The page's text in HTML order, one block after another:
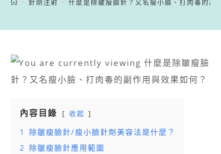
> 針劑注射 > 什麼是除皺瘦臉針？又名瘦小臉、打肉毒的副
內容目錄 收起
1
除皺瘦臉針/瘦小臉針劑美容法是什麼？
2 除皺瘦臉針應用範圍